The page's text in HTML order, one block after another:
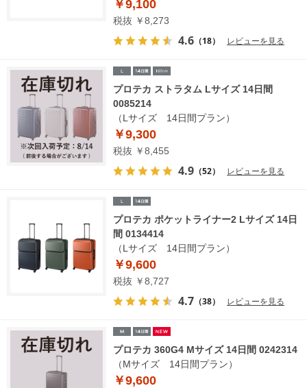
￥9,100
税抜 ￥8,273
4.6 （18） レビューを見る
プロテカ ストラタム Lサイズ 14日間
0085214
（Lサイズ 14日間プラン）
￥9,300
税抜 ￥8,455
4.9 （52） レビューを見る
プロテカ ポケットライナー2 Lサイズ 14日
間 0134414
（Lサイズ 14日間プラン）
￥9,600
税抜 ￥8,727
4.7 （38） レビューを見る
プロテカ 360G4 Mサイズ 14日間 0242314
（Mサイズ 14日間プラン）
￥9,600